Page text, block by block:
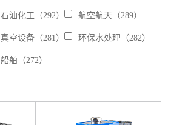
石油化工（292） 航空航天（289）
真空设备（281） 环保水处理（282）
船舶（272）